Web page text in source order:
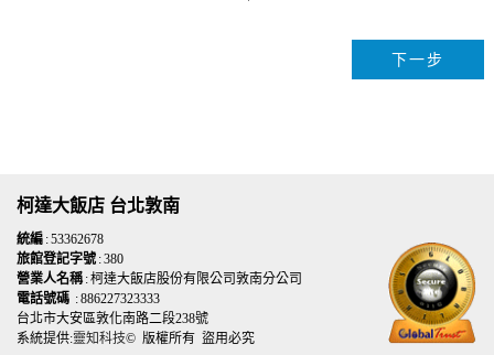
柯達大飯店 台北敦南
統編 : 53362678
旅館登記字號 : 380
營業人名稱: 柯達大飯店股份有限公司敦南分公司
電話號碼 : 886227323333
台北市大安區敦化南路二段238號
系統提供:靈知科技© 版權所有 盜用必究